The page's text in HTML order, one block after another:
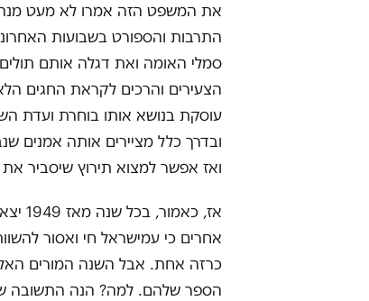
את המשפט הזה אמרו לא מעט
התרבות והספורט בשבועות
סמלי האומה ואת דגלה אותם
הצעירים והרכים לקראת החגים
עוסקת בנושא אותו בוחרת ועדת
ובדרך כלל מציירים אותה אמנים
ואז אפשר למצוא תירוץ שיסביר
אז,
כרזה אחת. אבל השנה המורים
הספר שלהם. למה? הנה התשובה